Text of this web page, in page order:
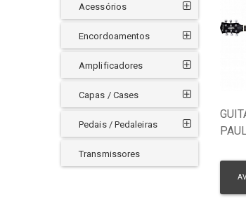
SQUIER
SX
WALDMAN
Acessórios
Encordoamentos
Amplificadores
Capas / Cases
Pedais / Pedaleiras
Transmissores